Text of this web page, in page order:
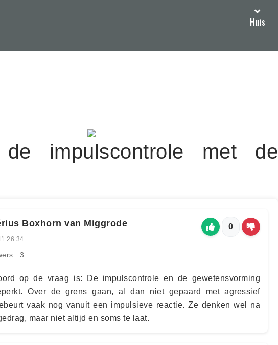
Huis
de impulscontrole met de
Boxhorn van Miggrode
: 3
0
op de vraag is: De impulscontrole en de gewetensvorming
Over de grens gaan, al dan niet gepaard met agressief
vaak nog vanuit een impulsieve reactie. Ze denken wel na
maar niet altijd en soms te laat.